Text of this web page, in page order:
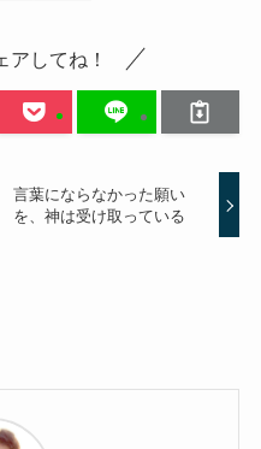
アしてね！
言葉にならなかった願い
を、神は受け取っている